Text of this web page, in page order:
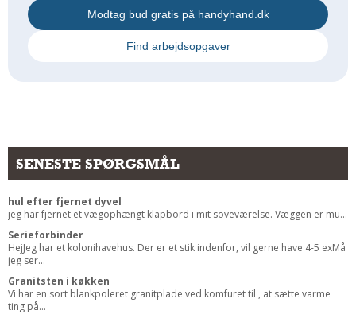
Modtag bud gratis på handyhand.dk
Find arbejdsopgaver
SENESTE SPØRGSMÅL
hul efter fjernet dyvel
jeg har fjernet et vægophængt klapbord i mit soveværelse. Væggen er mu...
Serieforbinder
HejJeg har et kolonihavehus. Der er et stik indenfor, vil gerne have 4-5 exMå
jeg ser...
Granitsten i køkken
Vi har en sort blankpoleret granitplade ved komfuret til , at sætte varme
ting på...